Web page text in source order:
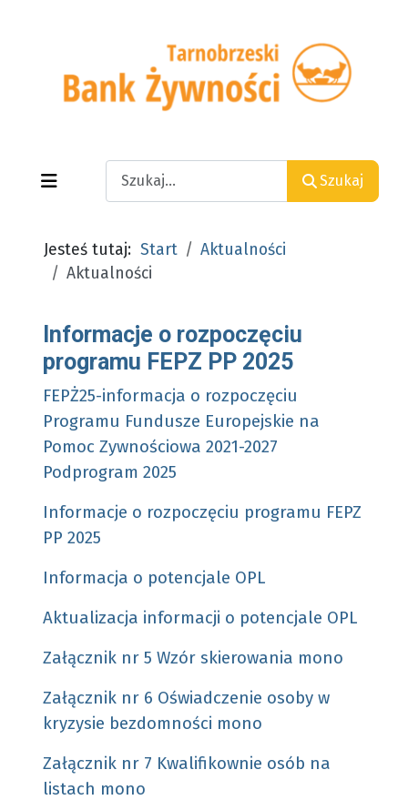
Search
Szukaj
Jesteś tutaj: Start
Aktualności
Aktualności
Informacje o rozpoczęciu
programu FEPZ PP 2025
FEPŻ25-informacja o rozpoczęciu
Programu Fundusze Europejskie na
Pomoc Zywnościowa 2021-2027
Podprogram 2025
Informacje o rozpoczęciu programu FEPZ
PP 2025
Informacja o potencjale OPL
Aktualizacja informacji o potencjale OPL
Załącznik nr 5 Wzór skierowania mono
Załącznik nr 6 Oświadczenie osoby w
kryzysie bezdomności mono
Załącznik nr 7 Kwalifikownie osób na
listach mono